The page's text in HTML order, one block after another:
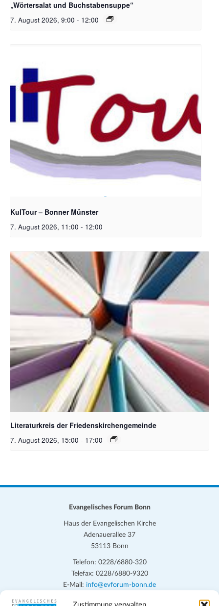
„Wörtersalat und Buchstabensuppe“
7. August 2026, 9:00 - 12:00
KulTour – Bonner Münster
7. August 2026, 11:00 - 12:00
Bildquelle Pixabay
Literaturkreis der Friedenskirchengemeinde
7. August 2026, 15:00 - 17:00
Evangelisches Forum Bonn
Haus der Evangelischen Kirche
Adenauerallee 37
53113 Bonn
Telefon: 0228/6880-320
Telefax: 0228/6880-9320
E-Mail: info@evforum-bonn.de